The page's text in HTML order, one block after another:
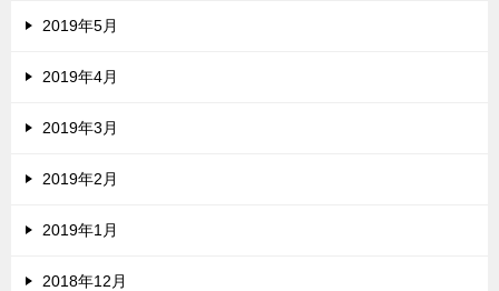
2019年5月
2019年4月
2019年3月
2019年2月
2019年1月
2018年12月